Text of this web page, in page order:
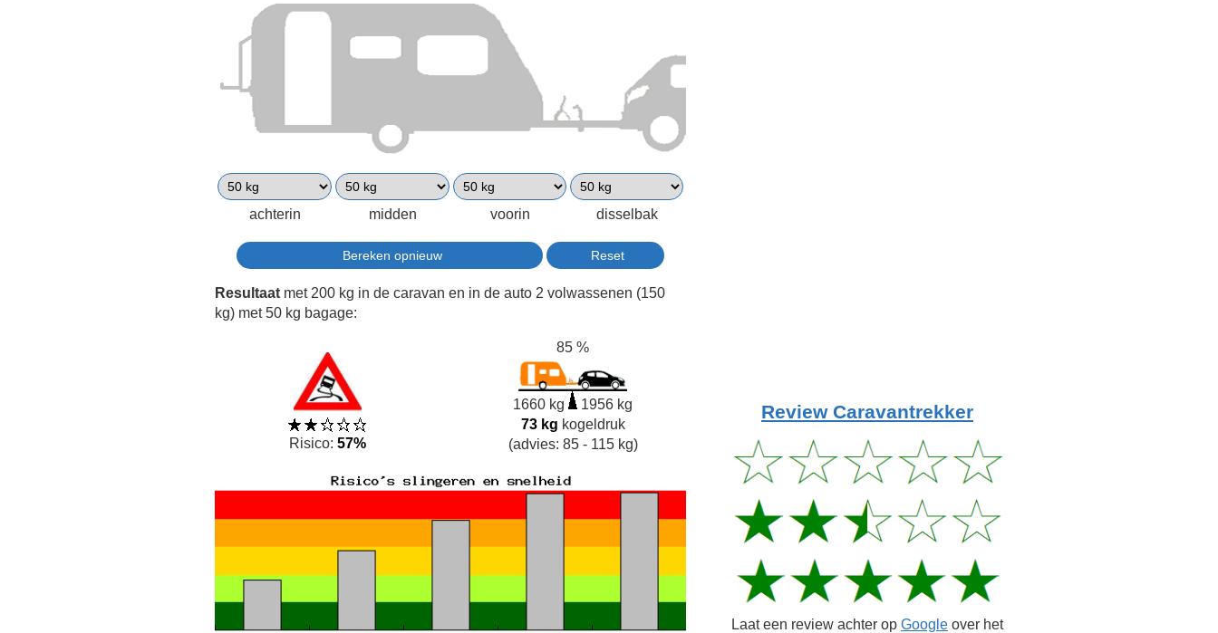
achterin midden voorin disselbak
Resultaat met 200 kg in de caravan en in de auto 2 volwassenen (150
kg) met 50 kg bagage:
Risico:57%
85 %
1660 kg
1956 kg
73 kg kogeldruk
(advies: 85 - 115 kg)
Review Caravantrekker
Laat een review achter op Google over het